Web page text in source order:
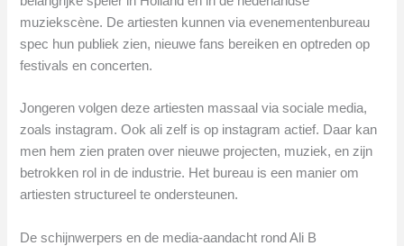
muziekscène. De artiesten kunnen via evenementenbureau
spec hun publiek zien, nieuwe fans bereiken en optreden op
festivals en concerten.
Jongeren volgen deze artiesten massaal via sociale media,
zoals instagram. Ook ali zelf is op instagram actief. Daar kan
men hem zien praten over nieuwe projecten, muziek, en zijn
betrokken rol in de industrie. Het bureau is een manier om
artiesten structureel te ondersteunen.
De schijnwerpers en de media-aandacht rond Ali B